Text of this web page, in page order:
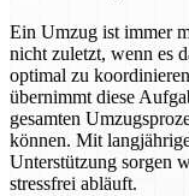
Ein Umzug ist immer
nicht zuletzt, wenn es
optimal zu
übernimmt diese
gesamten
können. Mit
Unterstützung sorgen
stressfrei abläuft.